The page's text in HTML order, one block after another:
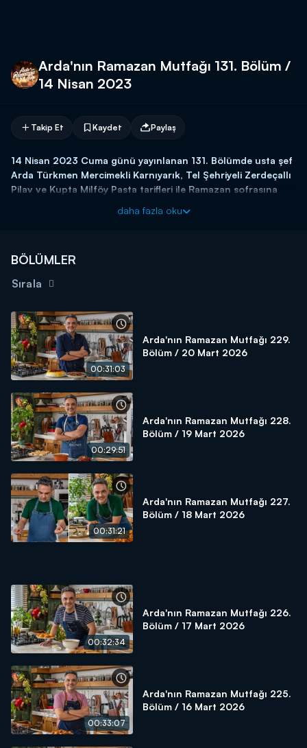
Arda'nın Ramazan Mutfağı 131. Bölüm /
14 Nisan 2023
Takip Et Kaydet Paylaş
14 Nisan 2023 Cuma günü yayınlanan 131. Bölümde usta şef
Arda Türkmen Mercimekli Karnıyarık, Tel Şehriyeli Zerdeçallı
Pilav ve Kupta Milföy Pasta tarifleri ile Ramazan sofrasına
Türkmen, Ramazan ayı boyunca
ile ekrana geliyor.
Pazar günleri hariç her gün yayınlanacak olan programın bu
Pilav ve Kupta Milföy Pasta
Usta şef Arda Türkmen'in sunduğu "Arda'nın Ramazan
Mutfağı" programı, Ramazan boyunca her gün Kanal D'de!
daha fazla oku
BÖLÜMLER
Sırala
00:31:03
Arda'nın Ramazan Mutfağı 229.
Bölüm / 20 Mart 2026
00:29:51
Arda'nın Ramazan Mutfağı 228.
Bölüm / 19 Mart 2026
00:31:21
Arda'nın Ramazan Mutfağı 227.
Bölüm / 18 Mart 2026
00:32:34
Arda'nın Ramazan Mutfağı 226.
Bölüm / 17 Mart 2026
00:33:07
Arda'nın Ramazan Mutfağı 225.
Bölüm / 16 Mart 2026